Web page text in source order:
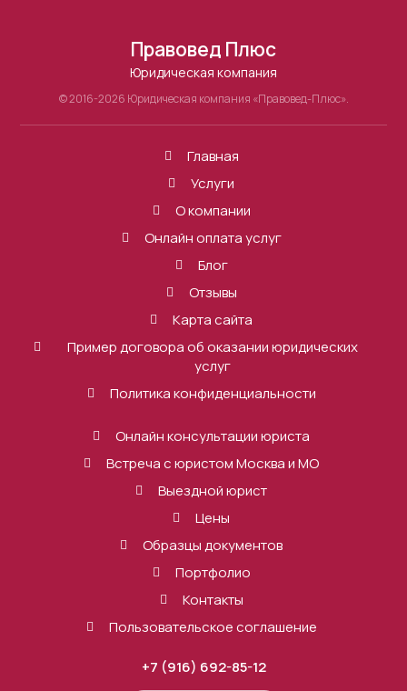
Правовед Плюс
Юридическая компания
© 2016-2026 Юридическая компания «Правовед-Плюс».
Главная
Услуги
О компании
Онлайн оплата услуг
Блог
Отзывы
Карта сайта
Пример договора об оказании юридических
услуг
Политика конфиденциальности
Онлайн консультации юриста
Встреча с юристом Москва и МО
Выездной юрист
Цены
Образцы документов
Портфолио
Контакты
Пользовательское соглашение
+7 (916) 692-85-12